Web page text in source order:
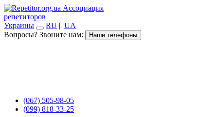
Ассоциация
репетиторов
Украины
RU | UA
Вопросы? Звоните нам:
Наши телефоны
(067) 505-98-05
(099) 818-33-25